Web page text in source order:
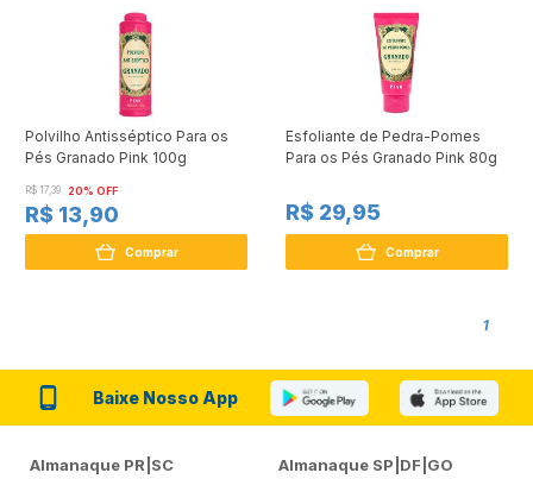
Polvilho Antisséptico Para os
Pés Granado Pink 100g
R$ 17,39 20% OFF
R$ 13,90
Comprar
Esfoliante de Pedra-Pomes
Para os Pés Granado Pink 80g
R$ 29,95
Comprar
1
Baixe Nosso App
Almanaque PR|SC Almanaque SP|DF|GO